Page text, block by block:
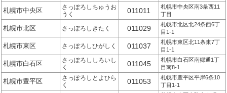
札幌市中央区
さっぽろしちゅうお
うく
011011
札幌市中央区南3条西11
丁目
札幌市北区 さっぽろしきたく 011029
札幌市北区北24条西6丁
目1-1
札幌市東区 さっぽろしひがしく 011037
札幌市東区北11条東7丁
目1-1
札幌市白石区
さっぽろししろいし
く
011045
札幌市白石区南郷通1丁
目南8-1
札幌市豊平区
さっぽろしとよひら
く
011053
札幌市豊平区平岸6条10
丁目1-1